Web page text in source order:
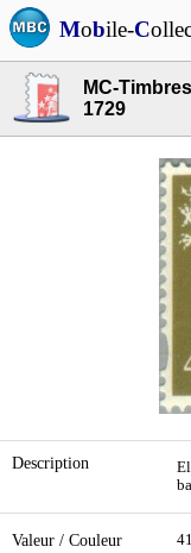
Mobile-C
MC-Timbres
1729
Description
Valeur / Couleur